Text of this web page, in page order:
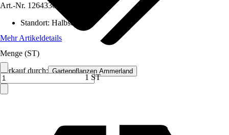
Verkauf durch: Gartenpflanzen Ammerland
Art.-Nr. 12643303
Standort: Halbschatten
Mehr Artikeldetails
Menge (ST)
1 ST